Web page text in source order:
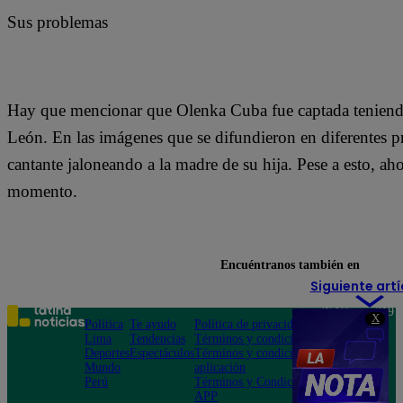
X
Sus problemas
Hay que mencionar que Olenka Cuba fue captada
León. En las imágenes que se difundieron en diferentes
cantante jaloneando a la madre de su hija. Pese a esto,
momento.
Siguiente
Encuéntranos también en
Política
Lima
Deportes
Mundo
Perú
Te ayudo
Tendencias
Espectáculos
Política de privacidad
Términos y condiciones
Términos y condiciones
aplicación
Términos y Condiciones
APP
Teléfono: 219
Av. San
Felipe 968
Jesús María